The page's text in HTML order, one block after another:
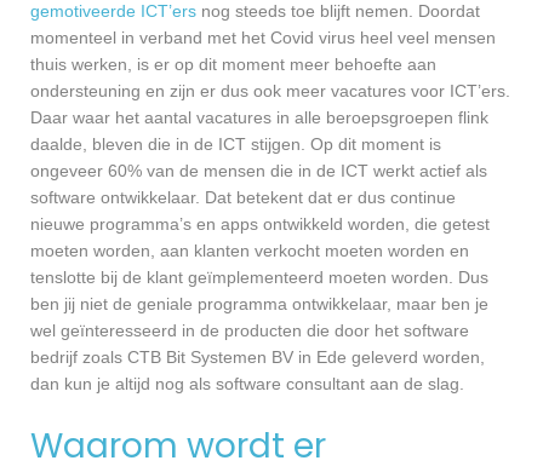
gemotiveerde ICT’ers nog steeds toe blijft nemen. Doordat
momenteel in verband met het Covid virus heel veel mensen
thuis werken, is er op dit moment meer behoefte aan
ondersteuning en zijn er dus ook meer vacatures voor ICT’ers.
Daar waar het aantal vacatures in alle beroepsgroepen flink
daalde, bleven die in de ICT stijgen. Op dit moment is
ongeveer 60% van de mensen die in de ICT werkt actief als
software ontwikkelaar. Dat betekent dat er dus continue
nieuwe programma’s en apps ontwikkeld worden, die getest
moeten worden, aan klanten verkocht moeten worden en
tenslotte bij de klant geïmplementeerd moeten worden. Dus
ben jij niet de geniale programma ontwikkelaar, maar ben je
wel geïnteresseerd in de producten die door het software
bedrijf zoals CTB Bit Systemen BV in Ede geleverd worden,
dan kun je altijd nog als software consultant aan de slag.
Waarom wordt er